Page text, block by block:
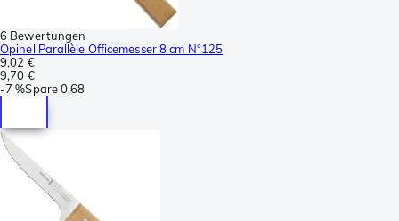
6 Bewertungen
Opinel Parallèle Officemesser 8 cm N°125
9,02 €
9,70 €
-7 %Spare0,68